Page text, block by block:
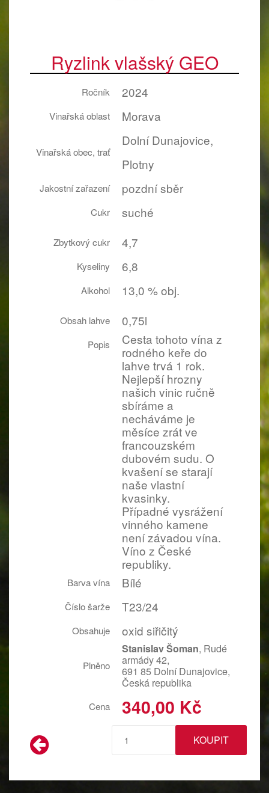
Ryzlink vlašský GEO
Ročník 2024
Vinařská oblast Morava
Vinařská obec, trať
Dolní Dunajovice,
Plotny
Jakostní zařazení pozdní sběr
Cukr suché
Zbytkový cukr 4,7
Kyseliny 6,8
Alkohol 13,0 % obj.
Obsah lahve 0,75l
Popis
Cesta tohoto vína z
rodného keře do
lahve trvá 1 rok.
Nejlepší hrozny
našich vinic ručně
sbíráme a
necháváme je
měsíce zrát ve
francouzském
dubovém sudu. O
kvašení se starají
naše vlastní
kvasinky.
Případné vysrážení
vinného kamene
není závadou vína.
Víno z České
republiky.
Barva vína Bílé
Číslo šarže T23/24
Obsahuje oxid siřičitý
Plněno
Stanislav Šoman, Rudé
armády 42,
691 85 Dolní Dunajovice,
Česká republika
Cena 340,00 Kč